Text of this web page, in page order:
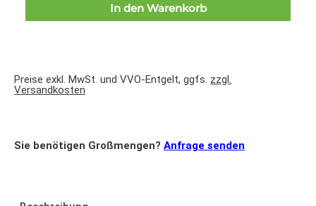
In den Warenkorb
Preise exkl. MwSt. und VVO-Entgelt, ggfs. zzgl.
Versandkosten
Sie benötigen Großmengen? Anfrage senden